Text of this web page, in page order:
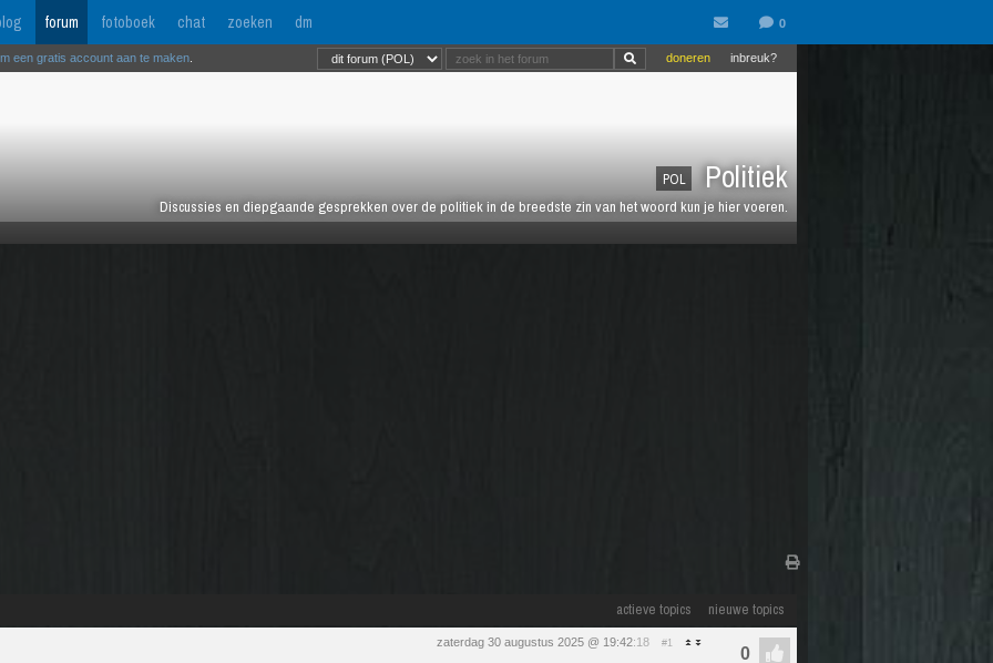
forum fotoboek chat zoeken dm
POL Politiek
Discussies en diepgaande gesprekken over de politiek in de breedste zin van het woord kun je hier voeren.
inbreuk?
doneren
een gratis account aan te maken
actieve topics nieuwe topics
zaterdag 30 augustus 2025 @ 19:42:18 #1